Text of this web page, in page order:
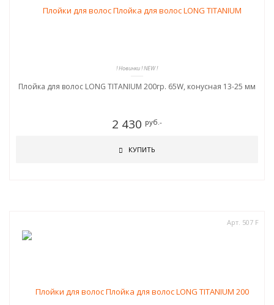
! Новинки ! NEW !
Плойка для волос LONG TITANIUM 200гр. 65W, конусная 13-25 мм
2 430 руб.-
КУПИТЬ
Арт. 507 F